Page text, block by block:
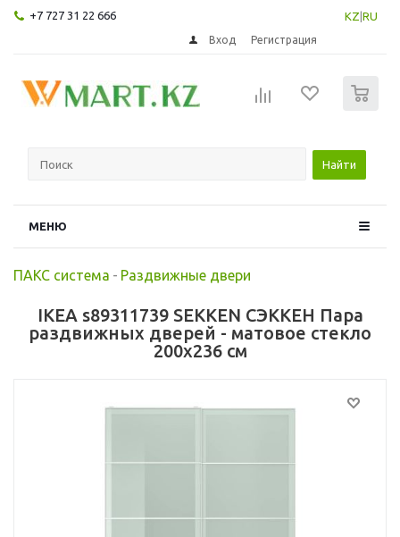
+7 727 31 22 666 KZ RU
Вход Регистрация
Найти
МЕНЮ
ПАКС система - Раздвижные двери
IKEA s89311739 SEKKEN СЭККЕН Пара
раздвижных дверей - матовое стекло
200x236 см